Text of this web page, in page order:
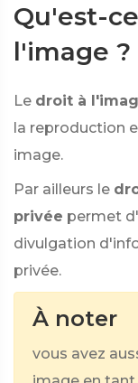
Qu'est-
l'image ?
Le droit à
la reproduction
image.
Par ailleurs le
privée permet
divulgation
privée.
À noter
vous avez